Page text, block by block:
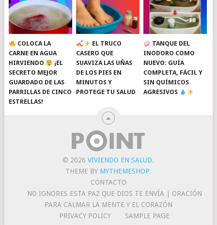
COLOCA LA
CARNE EN AGUA
HIRVIENDO
¡EL
SECRETO MEJOR
GUARDADO DE LAS
PARRILLAS DE CINCO
ESTRELLAS!
EL TRUCO
CASERO QUE
SUAVIZA LAS UÑAS
DE LOS PIES EN
MINUTOS Y
PROTEGE TU SALUD
TANQUE DEL
INODORO COMO
NUEVO: GUÍA
COMPLETA, FÁCIL Y
SIN QUÍMICOS
AGRESIVOS
© 2026VIVIENDO EN SALUD.
THEME BY MYTHEMESHOP.
CONTACTO
NO IGNORES ESTA PAZ QUE DIOS TE ENVÍA | ORACIÓN
PARA CALMAR LA MENTE Y EL CORAZÓN
PRIVACY POLICY
SAMPLE PAGE